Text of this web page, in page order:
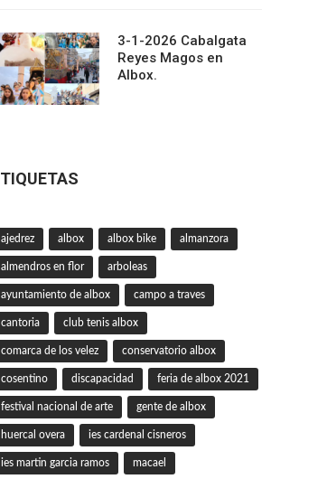
3-1-2026 Cabalgata
Reyes Magos en
Albox.
ajedrez albox albox bike almanzora
almendros en flor arboleas
ayuntamiento de albox campo a traves
cantoria club tenis albox
comarca de los velez conservatorio albox
cosentino discapacidad feria de albox 2021
festival nacional de arte gente de albox
huercal overa ies cardenal cisneros
ies martin garcia ramos macael